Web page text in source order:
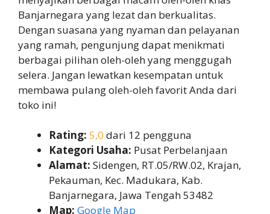
Banjarnegara yang lezat dan berkualitas.
Dengan suasana yang nyaman dan pelayanan
yang ramah, pengunjung dapat menikmati
berbagai pilihan oleh-oleh yang menggugah
selera. Jangan lewatkan kesempatan untuk
membawa pulang oleh-oleh favorit Anda dari
toko ini!
Rating: 5,0 dari 12 pengguna
Kategori Usaha: Pusat Perbelanjaan
Alamat: Sidengen, RT.05/RW.02, Krajan,
Pekauman, Kec. Madukara, Kab.
Banjarnegara, Jawa Tengah 53482
Map: Google Map